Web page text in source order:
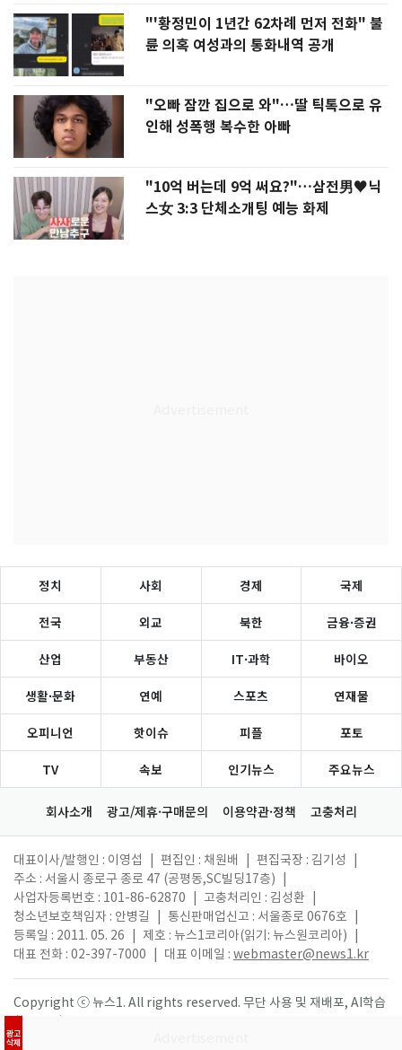
"'황정민이 1년간 62차례 먼저 전화" 불
륜 의혹 여성과의 통화내역 공개
"오빠 잠깐 집으로 와"…딸 틱톡으로 유
인해 성폭행 복수한 아빠
"10억 버는데 9억 써요?"…삼전男♥닉
스女 3:3 단체소개팅 예능 화제
광고
삭제
정치 사회 경제 국제
전국 외교 북한 금융·증권
산업 부동산 IT·과학 바이오
생활·문화 연예 스포츠 연재물
오피니언 핫이슈 피플 포토
TV 속보 인기뉴스 주요뉴스
회사소개 광고/제휴·구매문의 이용약관·정책 고충처리
대표이사/발행인 : 이영섭 편집인 : 채원배 편집국장 : 김기성
주소 : 서울시 종로구 종로 47 (공평동,SC빌딩17층)
사업자등록번호 : 101-86-62870
고충처리인 : 김성환
청소년보호책임자 : 안병길
통신판매업신고 : 서울종로 0676호
등록일 : 2011. 05. 26
제호 : 뉴스1코리아(읽기: 뉴스원코리아)
대표 전화 : 02-397-7000
대표 이메일 : webmaster@news1.kr
Copyright ⓒ 뉴스1. All rights reserved. 무단 사용 및 재배포, AI학습